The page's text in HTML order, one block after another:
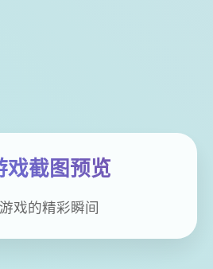
戏截图预览
戏的精彩瞬间